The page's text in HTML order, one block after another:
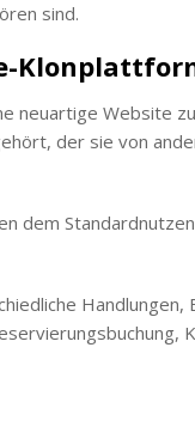
sind.
neuartige Website
der sie von
Handlungen,